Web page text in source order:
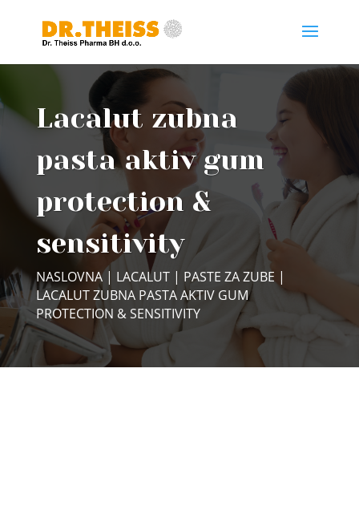
Lacalut zubna
pasta aktiv gum
protection &
sensitivity
NASLOVNA| LACALUT| PASTE ZA ZUBE|
LACALUT ZUBNA PASTA AKTIV GUM
PROTECTION & SENSITIVITY